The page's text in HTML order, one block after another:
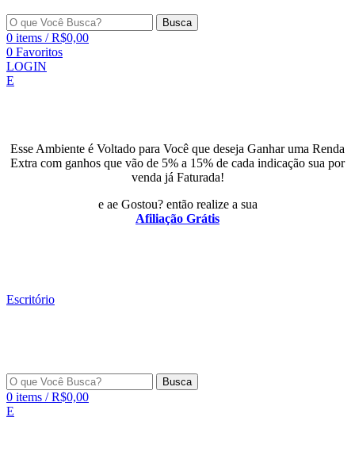
Busca
0 items / R$0,00
0 Favoritos
LOGIN
E
Esse Ambiente é Voltado para Você que deseja Ganhar uma Renda
Extra com ganhos que vão de 5% a 15% de cada indicação sua por
venda já Faturada!
e ae Gostou? então realize a sua
Afiliação Grátis
Escritório
Busca
0 items / R$0,00
E